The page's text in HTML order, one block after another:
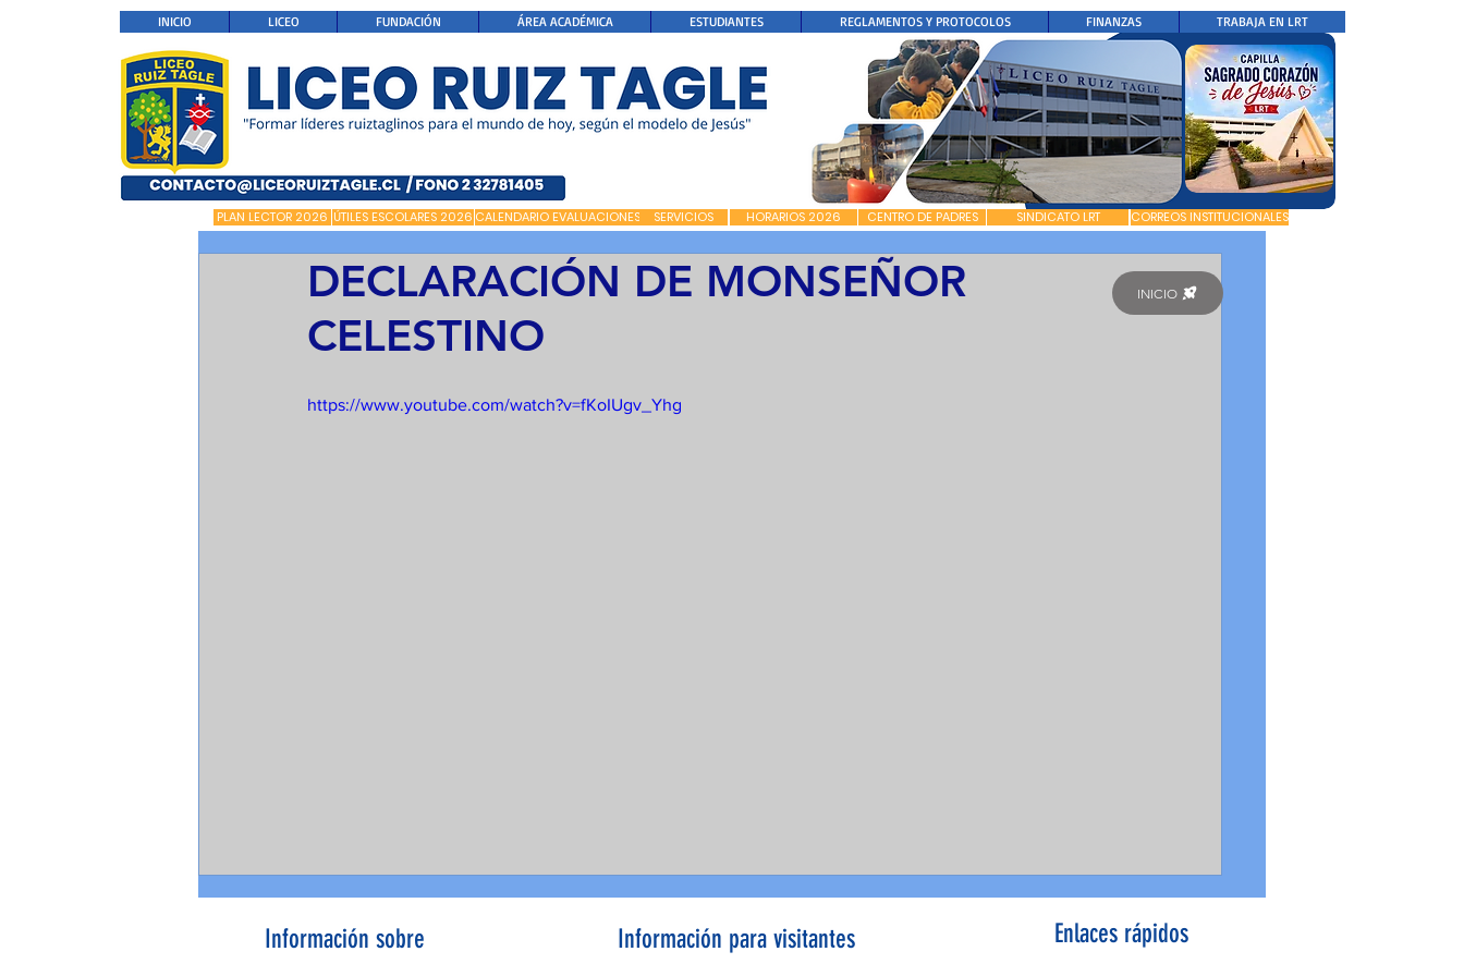
INICIO LICEO FUNDACIÓN ÁREA ACADÉMICA ESTUDIANTES REGLAMENTOS Y PROTOCOLOS FINANZAS TRABAJA EN LRT
PLAN LECTOR 2026 ÚTILES ESCOLARES 2026 CALENDARIO EVALUACIONES SERVICIOS HORARIOS 2026 CENTRO DE PADRES SINDICATO LRT CORREOS INSTITUCIONALES
DECLARACIÓN DE MONSEÑOR
CELESTINO
https://www.youtube.com/watch?v=fKoIUgv_Yhg
INICIO
Información sobre Información para visitantes Enlaces rápidos